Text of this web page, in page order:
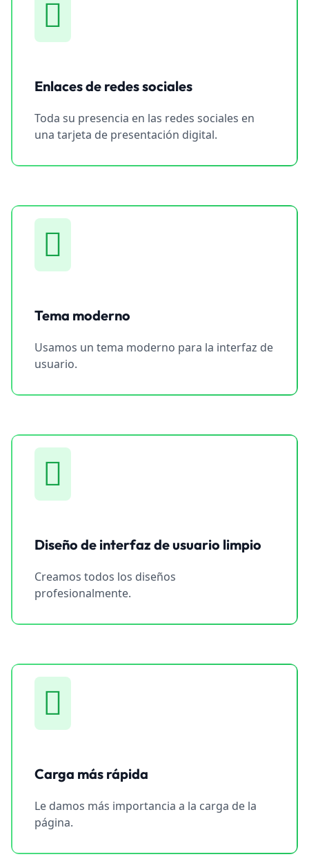
Enlaces de redes sociales
Toda su presencia en las redes sociales en
una tarjeta de presentación digital.
Tema moderno
Usamos un tema moderno para la interfaz de
usuario.
Diseño de interfaz de usuario limpio
Creamos todos los diseños
profesionalmente.
Carga más rápida
Le damos más importancia a la carga de la
página.